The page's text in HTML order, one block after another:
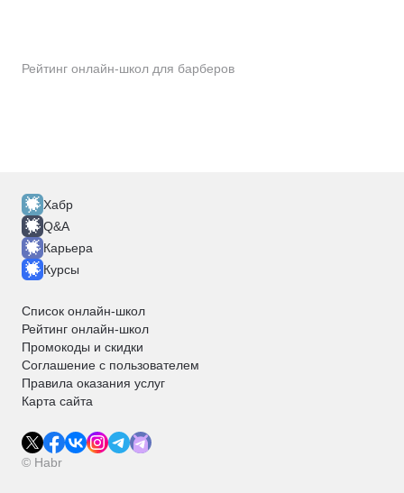
Рейтинг онлайн-школ для барберов
Хабр
Q&A
Карьера
Курсы
Список онлайн-школ
Рейтинг онлайн-школ
Промокоды и скидки
Соглашение с пользователем
Правила оказания услуг
Карта сайта
© Habr